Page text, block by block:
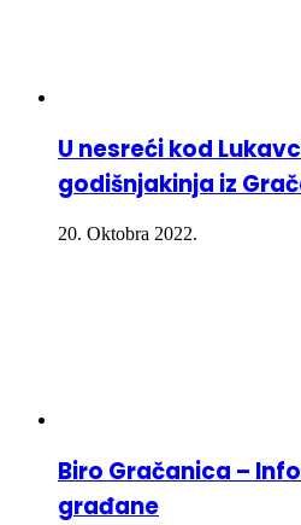
U nesreći kod
godišnjakinja iz
20. Oktobra 2022.
Biro Gračanica –
građane